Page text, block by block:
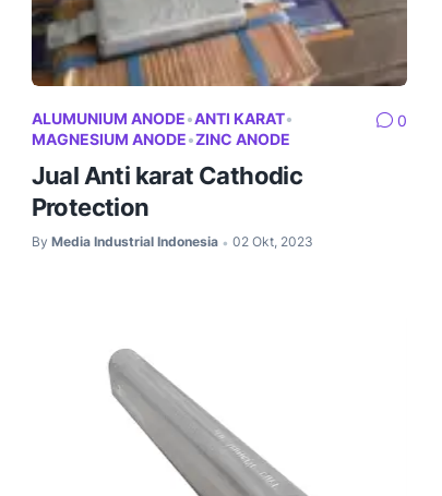
ALUMUNIUM ANODE•ANTI KARAT•
MAGNESIUM ANODE•ZINC ANODE
0
Jual Anti karat Cathodic
Protection
By Media Industrial Indonesia • 02 Okt, 2023